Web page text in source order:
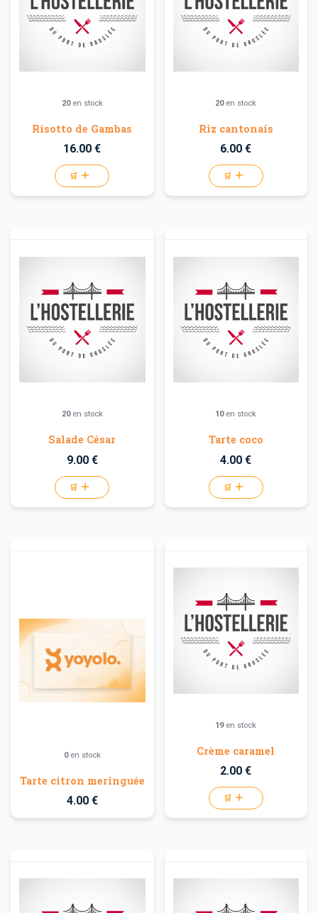
20en stock
Risotto de Gambas
16.00 €
🛒
20en stock
Riz cantonais
6.00 €
🛒
20en stock
Salade César
9.00 €
🛒
10en stock
Tarte coco
4.00 €
🛒
0en stock
Tarte citron meringuée
4.00 €
19en stock
Crème caramel
2.00 €
🛒